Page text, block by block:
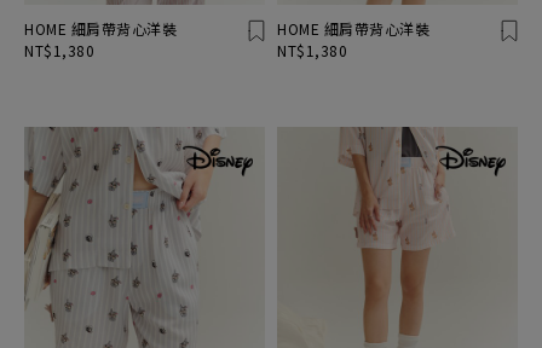
HOME 細肩帶背心洋裝
NT$1,380
HOME 細肩帶背心洋裝
NT$1,380